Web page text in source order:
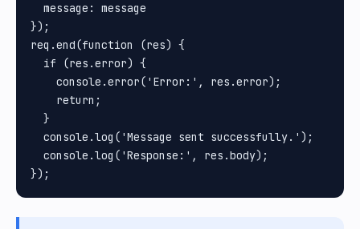
  message: message
});
req.end(function (res) {
  if (res.error) {
    console.error('Error:', res.error);
    return;
  }
  console.log('Message sent successfully.');
  console.log('Response:', res.body);